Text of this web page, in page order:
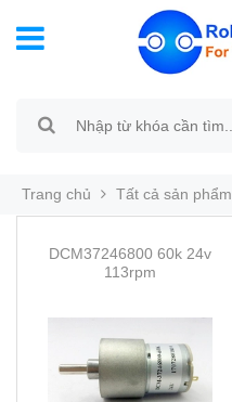
Trang chủ Tất cả sản phẩm
DCM37246800 60k 24v
113rpm